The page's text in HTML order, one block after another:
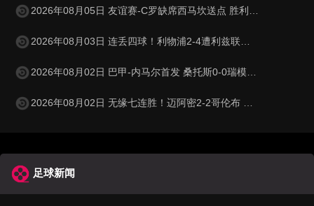
2026年08月05日 友谊赛-C罗缺席西马坎送点 胜利0-2不敌阿尔梅里亚
2026年08月03日 连丢四球！利物浦2-4遭利兹联逆转 维尔茨钱伯斯破门凯尔凯兹失误
2026年08月02日 巴甲-内马尔首发 桑托斯0-0瑞模贝雷
2026年08月02日 无缘七连胜！迈阿密2-2哥伦布 苏牙传射卡塞米罗乌龙梅西替补登场
足球新闻